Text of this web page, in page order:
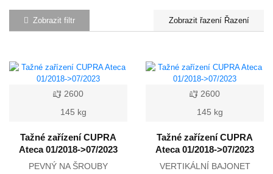
Zobrazit filtr Řazení
2600
145 kg
Tažné zařízení CUPRA
Ateca 01/2018->07/2023
PEVNÝ NA ŠROUBY
2600
145 kg
Tažné zařízení CUPRA
Ateca 01/2018->07/2023
VERTIKÁLNÍ BAJONET